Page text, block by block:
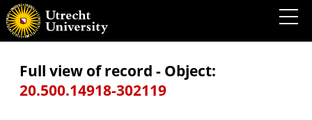
Het ontstaan der Christelijke Gereformeerde Kerk, haar strijd en hare verdere
geschiedenis
Full view of record - Object:
20.500.14918-302119